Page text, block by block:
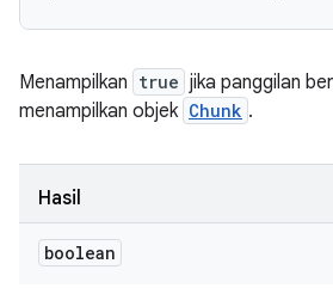
Menampilkan true jika panggilan
menampilkan objek Chunk .
Hasil
boolean